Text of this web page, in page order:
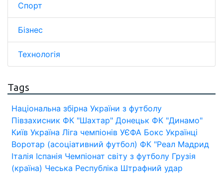
Спорт
Бізнес
Технологія
Tags
Національна збірна України з футболу
Півзахисник ФК "Шахтар" Донецьк ФК "Динамо"
Київ Україна Ліга чемпіонів УЄФА Бокс Українці
Воротар (асоціативний футбол) ФК "Реал Мадрид
Італія Іспанія Чемпіонат світу з футболу Грузія
(країна) Чеська Республіка Штрафний удар